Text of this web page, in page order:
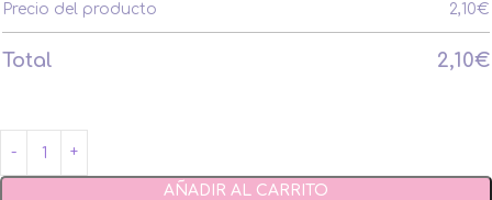
Precio del producto
2,10€
Total 2,10€
AÑADIR AL CARRITO